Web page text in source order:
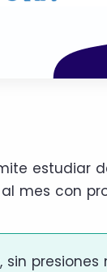
estudiar
mes con
presiones